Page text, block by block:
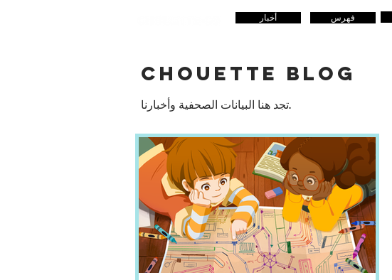
أخبار فهرس
CHOUETTE BLOG
تجد هنا البيانات الصحفية وأخبارنا.